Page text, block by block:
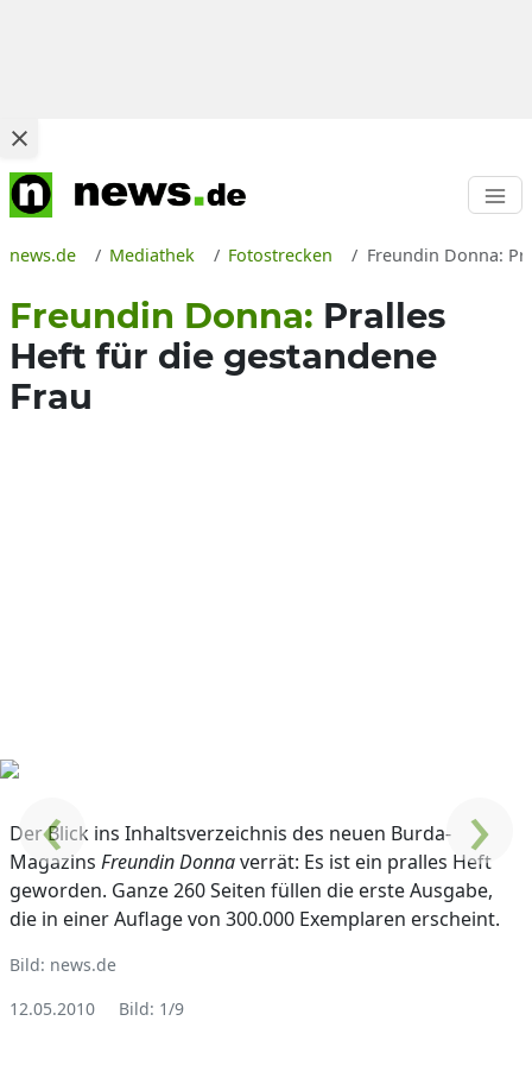
news.de Mediathek Fotostrecken Freundin Donna:
Freundin Donna: Pralles
Heft für die gestandene
Frau
Der Blick ins Inhaltsverzeichnis des neuen Burda-
Magazins Freundin Donnaverrät: Es ist ein pralles Heft
geworden. Ganze 260 Seiten füllen die erste Ausgabe,
die in einer Auflage von 300.000 Exemplaren erscheint.
Bild: news.de
‹ ›
12.05.2010 Bild: 1/9